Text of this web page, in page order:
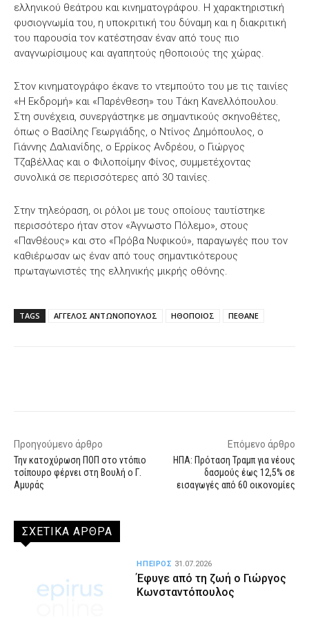
ελληνικού θεάτρου και κινηματογράφου. Η χαρακτηριστική
φυσιογνωμία του, η υποκριτική του δύναμη και η διακριτική
του παρουσία τον κατέστησαν έναν από τους πιο
αναγνωρίσιμους και αγαπητούς ηθοποιούς της χώρας.
Στον κινηματογράφο έκανε το ντεμπούτο του με τις ταινίες
«Η Εκδρομή» και «Παρένθεση» του Τάκη Κανελλόπουλου.
Στη συνέχεια, συνεργάστηκε με σημαντικούς σκηνοθέτες,
όπως ο Βασίλης Γεωργιάδης, ο Ντίνος Δημόπουλος, ο
Γιάννης Δαλιανίδης, ο Ερρίκος Ανδρέου, ο Γιώργος
Τζαβέλλας και ο Φιλοποίμην Φίνος, συμμετέχοντας
συνολικά σε περισσότερες από 30 ταινίες.
Στην τηλεόραση, οι ρόλοι με τους οποίους ταυτίστηκε
περισσότερο ήταν στον «Άγνωστο Πόλεμο», στους
«Πανθέους» και στο «Πρόβα Νυφικού», παραγωγές που τον
καθιέρωσαν ως έναν από τους σημαντικότερους
πρωταγωνιστές της ελληνικής μικρής οθόνης.
TAGS ΑΓΓΕΛΟΣ ΑΝΤΩΝΟΠΟΥΛΟΣ ΗΘΟΠΟΙΟΣ ΠΕΘΑΝΕ
Προηγούμενο άρθρο
Την κατοχύρωση ΠΟΠ στο ντόπιο
τσίπουρο φέρνει στη Βουλή ο Γ.
Αμυράς
Επόμενο άρθρο
ΗΠΑ: Πρόταση Τραμπ για νέους
δασμούς έως 12,5% σε
εισαγωγές από 60 οικονομίες
ΣΧΕΤΙΚΑ ΑΡΘΡΑ
Έφυγε από τη ζωή ο Γιώργος
Κωνσταντόπουλος
ΗΠΕΙΡΟΣ 31.07.2026